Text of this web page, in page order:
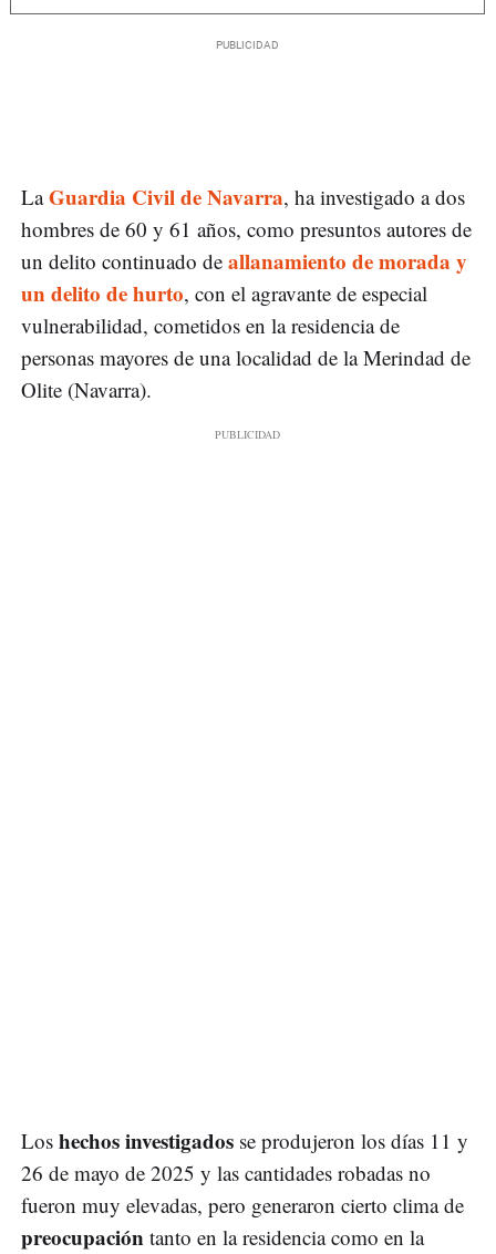
LaGuardia Civil de Navarra, ha investigado a dos
hombres de 60 y 61 años, como presuntos autores de
un delito continuado de allanamiento de morada y
un delito de hurto, con el agravante de especial
vulnerabilidad, cometidos en la residencia de
personas mayores de una localidad de la Merindad de
Olite (Navarra).
Los hechos investigados se produjeron los días 11 y
26 de mayo de 2025 y las cantidades robadas no
fueron muy elevadas, pero generaron cierto clima de
preocupación tanto en la residencia como en la